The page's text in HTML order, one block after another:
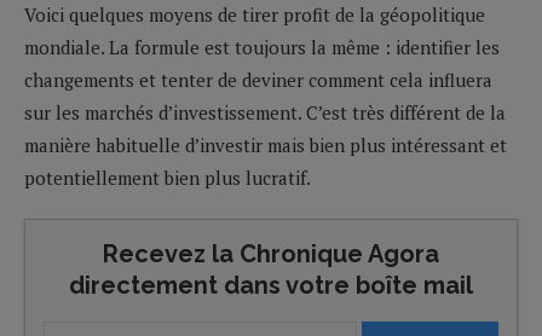
Voici quelques moyens de tirer profit de la géopolitique
mondiale. La formule est toujours la même : identifier les
changements et tenter de deviner comment cela influera
sur les marchés d’investissement. C’est très différent de la
manière habituelle d’investir mais bien plus intéressant et
potentiellement bien plus lucratif.
Recevez la Chronique Agora
directement dans votre boîte mail